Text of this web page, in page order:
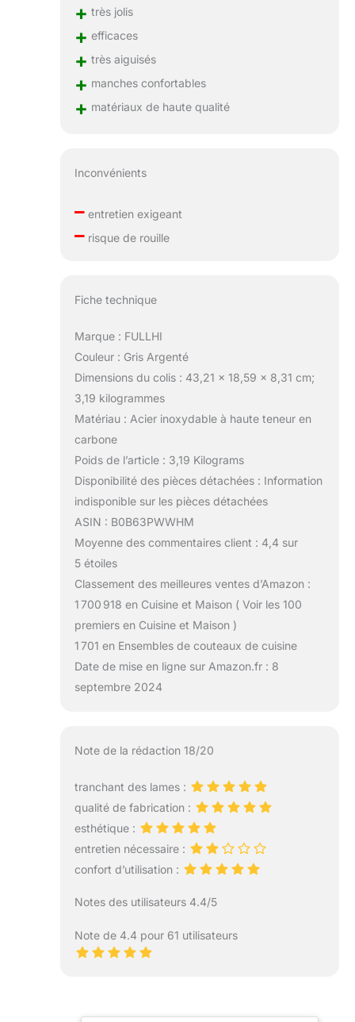
+ très jolis
+ efficaces
+ très aiguisés
+ manches confortables
+ matériaux de haute qualité
Inconvénients
–entretien exigeant
–risque de rouille
Fiche technique
Marque : FULLHI
Couleur : Gris Argenté
Dimensions du colis : 43,21 x 18,59 x 8,31 cm;
3,19 kilogrammes
Matériau : Acier inoxydable à haute teneur en
carbone
Poids de l’article : 3,19 Kilograms
Disponibilité des pièces détachées : Information
indisponible sur les pièces détachées
ASIN : B0B63PWWHM
Moyenne des commentaires client : 4,4 sur
5 étoiles
Classement des meilleures ventes d’Amazon :
1 700 918 en Cuisine et Maison ( Voir les 100
premiers en Cuisine et Maison )
1 701 en Ensembles de couteaux de cuisine
Date de mise en ligne sur Amazon.fr : 8
septembre 2024
Note de la rédaction 18/20
tranchant des lames :
qualité de fabrication :
esthétique :
entretien nécessaire :
confort d’utilisation :
Notes des utilisateurs 4.4/5
Note de 4.4 pour 61 utilisateurs